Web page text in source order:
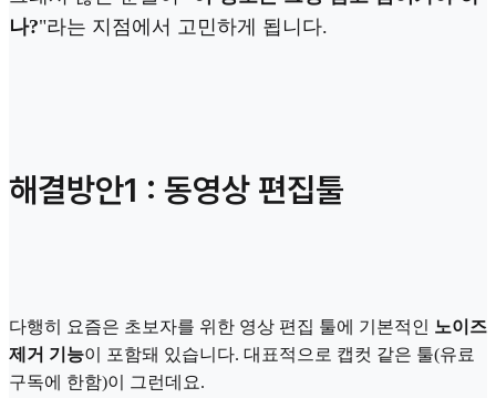
나?"라는 지점에서 고민하게 됩니다.
해결방안1 : 동영상 편집툴
다행히 요즘은 초보자를 위한 영상 편집 툴에 기본적인 노이즈
제거 기능이 포함돼 있습니다. 대표적으로 캡컷 같은 툴(유료
구독에 한함)이 그런데요.